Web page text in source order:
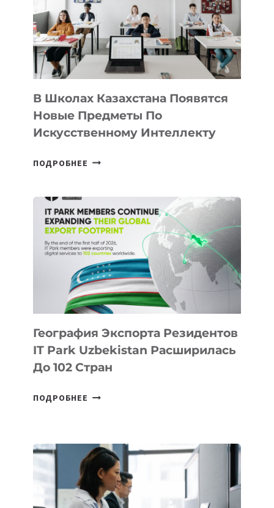
MOST
—
МЕЖДУНАРОДНУЮ
ПРОГРАММУ
ДЛЯ
ТЕХНОЛОГИЧЕСКИХ
В Школах Казахстана Появятся
Новые Предметы По
Искусственному Интеллекту
ПОДРОБНЕЕ В
НОВЫЕ
ПРЕДМЕТЫ
ПО
ИСКУССТВЕННОМУ
ИНТЕЛЛЕКТУ
География Экспорта Резидентов
IT Park Uzbekistan Расширилась
До 102 Стран
ПОДРОБНЕЕ ГЕОГРАФИЯ
PARK
UZBEKISTAN
РАСШИРИЛАСЬ
ДО